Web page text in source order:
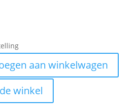
aan winkelwagen
winkel